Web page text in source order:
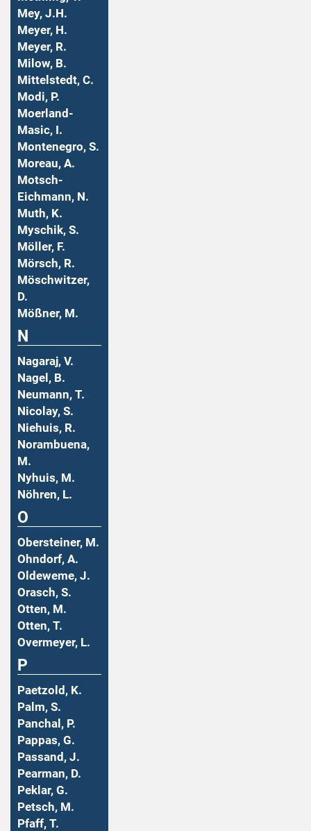
Mey, J.H.
Meyer, H.
Meyer, R.
Milow, B.
Mittelstedt, C.
Modi, P.
Moerland-
Masic, I.
Montenegro, S.
Moreau, A.
Motsch-
Eichmann, N.
Muth, K.
Myschik, S.
Möller, F.
Mörsch, R.
Möschwitzer,
D.
Mößner, M.
N
Nagaraj, V.
Nagel, B.
Neumann, T.
Nicolay, S.
Niehuis, R.
Norambuena,
M.
Nyhuis, M.
Nöhren, L.
O
Obersteiner, M.
Ohndorf, A.
Oldeweme, J.
Orasch, S.
Otten, M.
Otten, T.
Overmeyer, L.
P
Paetzold, K.
Palm, S.
Panchal, P.
Pappas, G.
Passand, J.
Pearman, D.
Peklar, G.
Petsch, M.
Pfaff, T.